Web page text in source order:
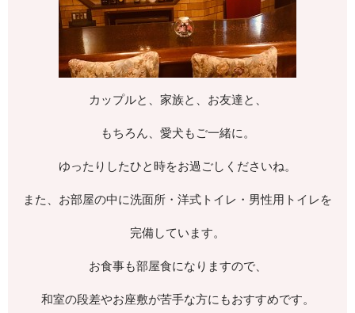
カップルと、家族と、お友達と、
もちろん、愛犬もご一緒に。
ゆったりしたひと時をお過ごしくださいね。
また、お部屋の中に洗面所・洋式トイレ・男性用トイレを
完備しています。
お食事も部屋食になりますので、
和室の段差やお座敷が苦手な方にもおすすめです。